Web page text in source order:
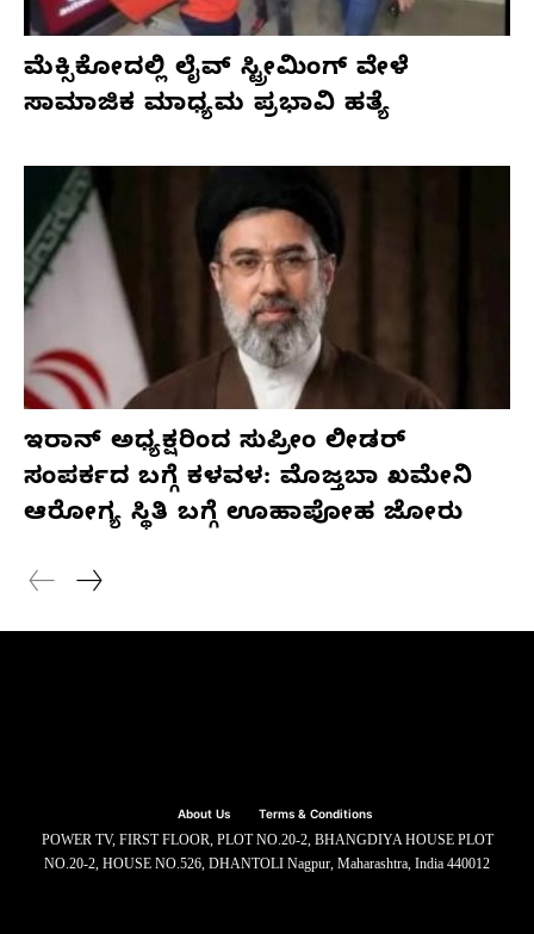
ಮೆಕ್ಸಿಕೋದಲ್ಲಿ ಲೈವ್ ಸ್ಟ್ರೀಮಿಂಗ್ ವೇಳೆ
ಸಾಮಾಜಿಕ ಮಾಧ್ಯಮ ಪ್ರಭಾವಿ ಹತ್ಯೆ
ಇರಾನ್ ಅಧ್ಯಕ್ಷರಿಂದ ಸುಪ್ರೀಂ ಲೀಡರ್
ಸಂಪರ್ಕದ ಬಗ್ಗೆ ಕಳವಳ: ಮೊಜ್ತಬಾ ಖಮೇನಿ
ಆರೋಗ್ಯ ಸ್ಥಿತಿ ಬಗ್ಗೆ ಊಹಾಪೋಹ ಜೋರು
About Us Terms & Conditions
POWER TV, FIRST FLOOR, PLOT NO.20-2, BHANGDIYA HOUSE PLOT
NO.20-2, HOUSE NO.526, DHANTOLI Nagpur, Maharashtra, India 440012